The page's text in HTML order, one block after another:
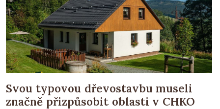
Svou typovou dřevostavbu museli
značně přizpůsobit oblasti v CHKO